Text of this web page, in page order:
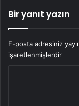
Bir yanıt yazın
E-posta adresiniz
işaretlenmişlerdir